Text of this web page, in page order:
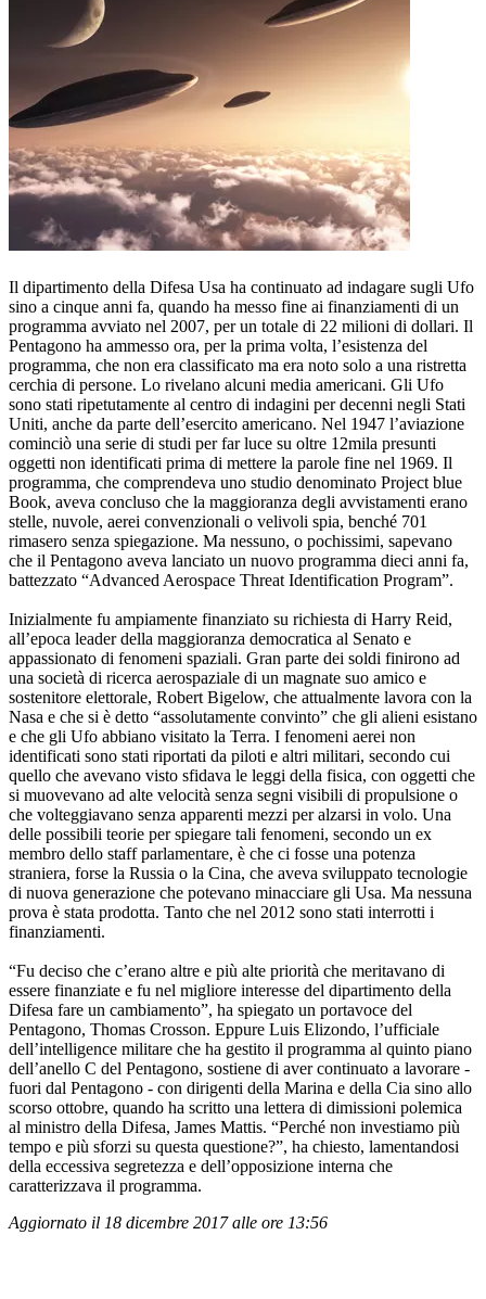
Il dipartimento della Difesa Usa ha continuato ad indagare sugli Ufo
sino a cinque anni fa, quando ha messo fine ai finanziamenti di un
programma avviato nel 2007, per un totale di 22 milioni di dollari. Il
Pentagono ha ammesso ora, per la prima volta, l’esistenza del
programma, che non era classificato ma era noto solo a una ristretta
cerchia di persone. Lo rivelano alcuni media americani. Gli Ufo
sono stati ripetutamente al centro di indagini per decenni negli Stati
Uniti, anche da parte dell’esercito americano. Nel 1947 l’aviazione
cominciò una serie di studi per far luce su oltre 12mila presunti
oggetti non identificati prima di mettere la parole fine nel 1969. Il
programma, che comprendeva uno studio denominato Project blue
Book, aveva concluso che la maggioranza degli avvistamenti erano
stelle, nuvole, aerei convenzionali o velivoli spia, benché 701
rimasero senza spiegazione. Ma nessuno, o pochissimi, sapevano
che il Pentagono aveva lanciato un nuovo programma dieci anni fa,
battezzato “Advanced Aerospace Threat Identification Program”.
Inizialmente fu ampiamente finanziato su richiesta di Harry Reid,
all’epoca leader della maggioranza democratica al Senato e
appassionato di fenomeni spaziali. Gran parte dei soldi finirono ad
una società di ricerca aerospaziale di un magnate suo amico e
sostenitore elettorale, Robert Bigelow, che attualmente lavora con la
Nasa e che si è detto “assolutamente convinto” che gli alieni esistano
e che gli Ufo abbiano visitato la Terra. I fenomeni aerei non
identificati sono stati riportati da piloti e altri militari, secondo cui
quello che avevano visto sfidava le leggi della fisica, con oggetti che
si muovevano ad alte velocità senza segni visibili di propulsione o
che volteggiavano senza apparenti mezzi per alzarsi in volo. Una
delle possibili teorie per spiegare tali fenomeni, secondo un ex
membro dello staff parlamentare, è che ci fosse una potenza
straniera, forse la Russia o la Cina, che aveva sviluppato tecnologie
di nuova generazione che potevano minacciare gli Usa. Ma nessuna
prova è stata prodotta. Tanto che nel 2012 sono stati interrotti i
finanziamenti.
“Fu deciso che c’erano altre e più alte priorità che meritavano di
essere finanziate e fu nel migliore interesse del dipartimento della
Difesa fare un cambiamento”, ha spiegato un portavoce del
Pentagono, Thomas Crosson. Eppure Luis Elizondo, l’ufficiale
dell’intelligence militare che ha gestito il programma al quinto piano
dell’anello C del Pentagono, sostiene di aver continuato a lavorare -
fuori dal Pentagono - con dirigenti della Marina e della Cia sino allo
scorso ottobre, quando ha scritto una lettera di dimissioni polemica
al ministro della Difesa, James Mattis. “Perché non investiamo più
tempo e più sforzi su questa questione?”, ha chiesto, lamentandosi
della eccessiva segretezza e dell’opposizione interna che
caratterizzava il programma.
Aggiornato il 18 dicembre 2017 alle ore 13:56